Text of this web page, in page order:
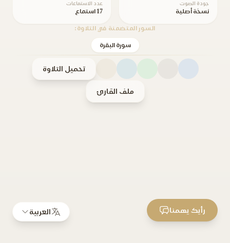
جودة الصوت
نسخة أصلية
عدد الاستماعات
17 استماع
السور المتضمنة في التلاوة:
سورة البقرة
تحميل التلاوة
ملف القارئ
العربية رأيك يهمنا